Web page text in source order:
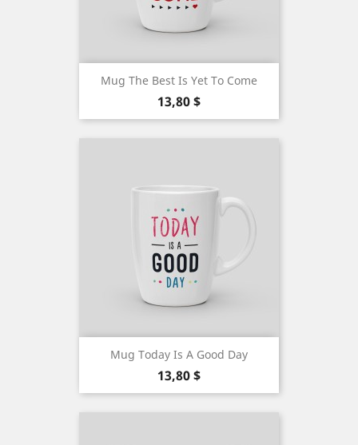
Mug The Best Is Yet To Come
Precio
13,80 $
Mug Today Is A Good Day
Precio
13,80 $